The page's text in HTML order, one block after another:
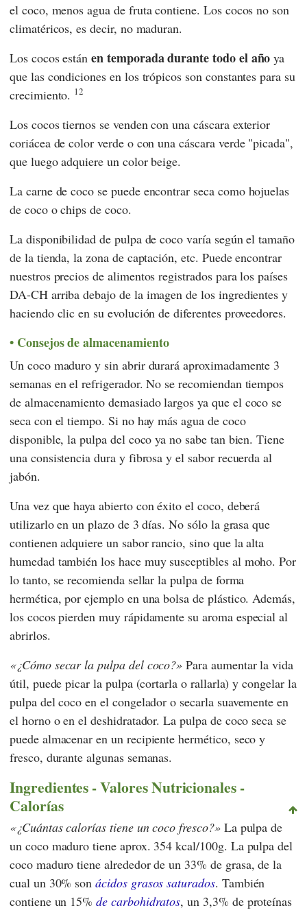
el coco, menos agua de fruta contiene. Los cocos no son
climatéricos, es decir, no maduran.
Los cocos estánen temporada durante todo el año ya
que las condiciones en los trópicos son constantes para su
crecimiento. 12
Los cocos tiernos se venden con una cáscara exterior
coriácea de color verde o con una cáscara verde "picada",
que luego adquiere un color beige.
La carne de coco se puede encontrar seca como hojuelas
de coco o chips de coco.
La disponibilidad de pulpa de coco varía según el tamaño
de la tienda, la zona de captación, etc. Puede encontrar
nuestros precios de alimentos registrados para los países
DA-CH arriba debajo de la imagen de los ingredientes y
haciendo clic en su evolución de diferentes proveedores.
Consejos de almacenamiento
Un coco maduro y sin abrir durará aproximadamente 3
semanas en el refrigerador. No se recomiendan tiempos
de almacenamiento demasiado largos ya que el coco se
seca con el tiempo. Si no hay más agua de coco
disponible, la pulpa del coco ya no sabe tan bien. Tiene
una consistencia dura y fibrosa y el sabor recuerda al
jabón.
Una vez que haya abierto con éxito el coco, deberá
utilizarlo en un plazo de 3 días. No sólo la grasa que
contienen adquiere un sabor rancio, sino que la alta
humedad también los hace muy susceptibles al moho. Por
lo tanto, se recomienda sellar la pulpa de forma
hermética, por ejemplo en una bolsa de plástico. Además,
los cocos pierden muy rápidamente su aroma especial al
abrirlos.
¿Cómo secar la pulpa del coco? Para aumentar la vida
útil, puede picar la pulpa (cortarla o rallarla) y congelar la
pulpa del coco en el congelador o secarla suavemente en
el horno o en el deshidratador. La pulpa de coco seca se
puede almacenar en un recipiente hermético, seco y
fresco, durante algunas semanas.
Ingredientes - Valores Nutricionales -
Calorías
¿Cuántas calorías tiene un coco fresco? La pulpa de
un coco maduro tiene aprox. 354 kcal/100g. La pulpa del
coco maduro tiene alrededor de un 33% de grasa, de la
cual un 30% sonácidos grasos saturados. También
contiene un 15%de carbohidratos, un 3,3% de proteínas